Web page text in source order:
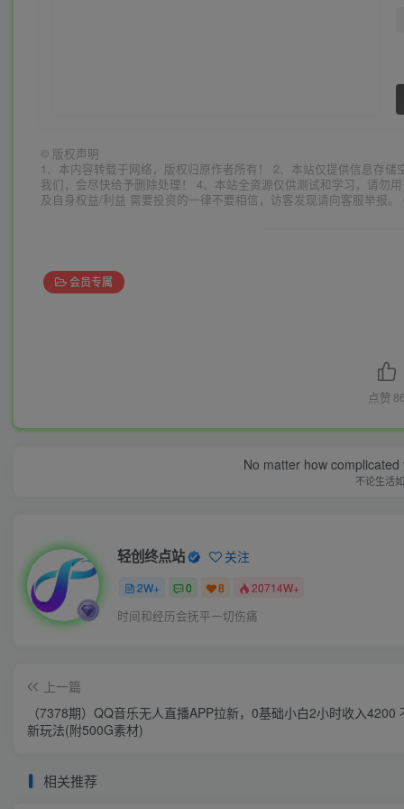
© 版权声明
1、本内容转载于网络，版权归原作者所有！ 2、本站仅提供信息存
我们，会尽快给予删除处理！ 4、本站全资源仅供测试和学习，请勿
及自身权益/利益 需要投资的一律不要相信，访客发现请向客服举报
会员专属
点赞
No matter how
不论生活
轻创终点站 关注
2W+ 0 8 20714W+
时间和经历会抚平一切伤痛
上一篇
（7378期）QQ音乐无人直播APP拉新，0基础小白2小时收入4200
新玩法(附500G素材)
相关推荐